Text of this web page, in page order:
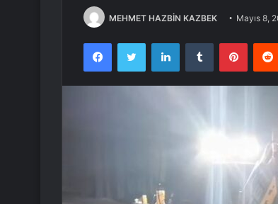
MEHMET HAZBİN KAZBEK Mayıs 8,
FacebookTwitter LinkedInTumblr